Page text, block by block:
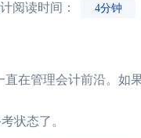
阅读时间： 4分钟
在管理会计前沿。如
状态了。